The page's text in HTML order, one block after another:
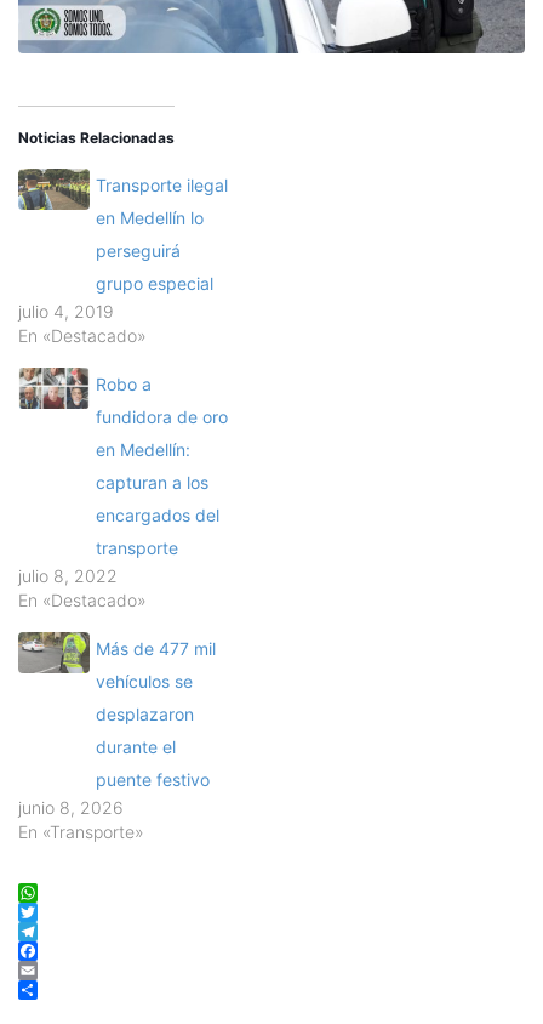
Noticias Relacionadas
Transporte ilegal
en Medellín lo
perseguirá
grupo especial
julio 4, 2019
En «Destacado»
Robo a
fundidora de oro
en Medellín:
capturan a los
encargados del
transporte
julio 8, 2022
En «Destacado»
Más de 477 mil
vehículos se
desplazaron
durante el
puente festivo
junio 8, 2026
En «Transporte»
WhatsApp
Twitter
Telegram
Facebook
Email